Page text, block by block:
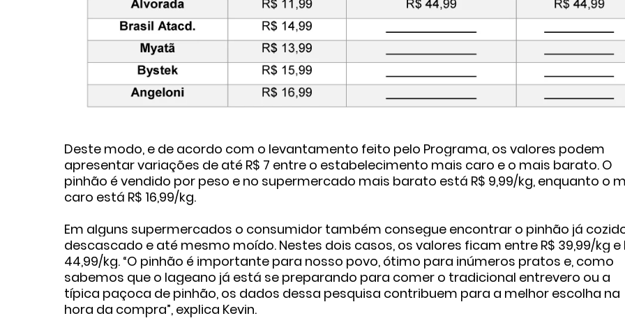
Deste modo, e de acordo com o levantamento feito pelo Programa, os valores podem
apresentar variações de até R$ 7 entre o estabelecimento mais caro e o mais barato. O
pinhão é vendido por peso e no supermercado mais barato está R$ 9,99/kg, enquanto o
caro está R$ 16,99/kg.
Em alguns supermercados o consumidor também consegue encontrar o pinhão já
descascado e até mesmo moído. Nestes dois casos, os valores ficam entre R$ 39,99/kg e
44,99/kg. “O pinhão é importante para nosso povo, ótimo para inúmeros pratos e, como
sabemos que o lageano já está se preparando para comer o tradicional entrevero ou a
típica paçoca de pinhão, os dados dessa pesquisa contribuem para a melhor escolha na
hora da compra”, explica Kevin.